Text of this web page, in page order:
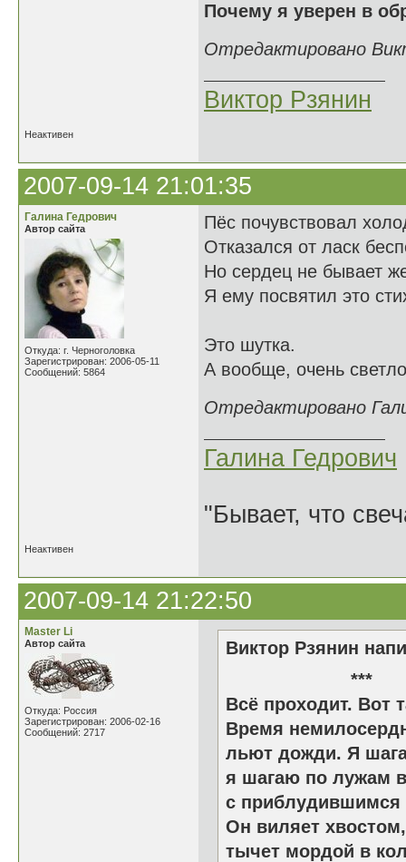
Почему я уверен в
Отредактировано
Виктор Рзянин
Неактивен
2007-09-14 21:01:35
Галина Гедрович
Автор сайта
Откуда: г. Черноголовка
Зарегистрирован: 2006-05-11
Сообщений: 5864
Пёс почувствовал
Отказался от ласк
Но сердец не бывает
Я ему посвятил это
Это шутка.
А вообще, очень
Отредактировано
Галина Гедрович
"Бывает, что
Неактивен
2007-09-14 21:22:50
Master Li
Автор сайта
Откуда: Россия
Зарегистрирован: 2006-02-16
Сообщений: 2717
Виктор Рзянин
Всё проходит. Вот
Время
льют дожди. Я
я шагаю по лужам
с приблудившимся
Он виляет
тычет мордой в